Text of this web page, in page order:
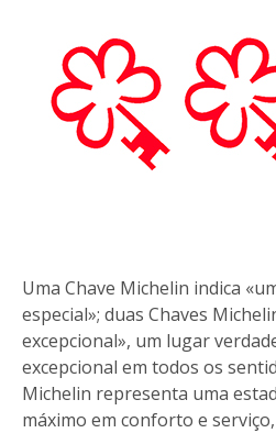
Uma Chave Michelin indica
especial»; duas Chaves
excepcional», um lugar
excepcional em todos os
Michelin representa uma
máximo em conforto e